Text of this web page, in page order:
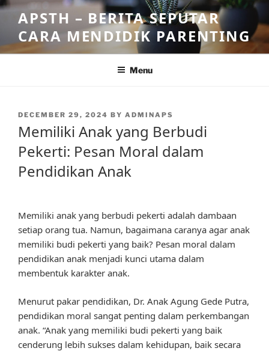
Skip
content
APSTH – BERITA SEPUTAR
CARA MENDIDIK PARENTING
Menu
POSTED
DECEMBER 29, 2024 BY ADMINAPS
Memiliki Anak yang Berbudi
Pekerti: Pesan Moral dalam
Pendidikan Anak
Memiliki anak yang berbudi pekerti adalah dambaan
setiap orang tua. Namun, bagaimana caranya agar anak
memiliki budi pekerti yang baik? Pesan moral dalam
pendidikan anak menjadi kunci utama dalam
membentuk karakter anak.
Menurut pakar pendidikan, Dr. Anak Agung Gede Putra,
pendidikan moral sangat penting dalam perkembangan
anak. “Anak yang memiliki budi pekerti yang baik
cenderung lebih sukses dalam kehidupan, baik secara